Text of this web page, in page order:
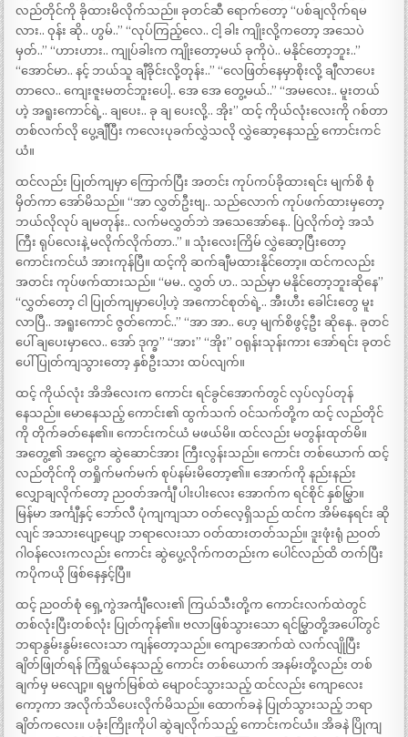
လည်တိုင်ကို ခိုထားမိလိုက်သည်။ ခုတင်ဆီ ရောက်တော့ “ပစ်ချလိုက်ရမ
လား.. ဝုန်း ဆို.. ဟွမ်..” “လုပ်ကြည့်လေ.. ငါ့ ခါး ကျိုးလို့ကတော့ အသေပဲ
မှတ်..” “ဟားဟား.. ကျုပ်ခါးက ကျိုးတော့မယ် ခုကိုပဲ.. မနိုင်တော့ဘူး..”
“အောင်မာ.. နင့် ဘယ်သူ ချီခိုင်းလို့တုန်း..” “လေဖြတ်နေမှာစိုးလို့ ချီလာပေး
တာလေ.. ကျေးဇူးမတင်ဘူးပေါ့.. အေ အေ တွေ့မယ်..” “အမလေး.. မူးတယ်
ဟဲ့ အရူးကောင်ရဲ့.. ချပေး.. ခု ချ ပေးလို့.. အိုး” ထင့် ကိုယ်လုံးလေးကို ဂစ်တာ
တစ်လက်လို ပွေ့ချီပြီး ကလေးပုခက်လွှဲသလို လွှဲဆော့နေသည့် ကောင်းကင်
ယံ။
ထင်လည်း ပြုတ်ကျမှာ ကြောက်ပြီး အတင်း ကုပ်ကပ်ခိုထားရင်း မျက်စိ စုံ
မှိတ်ကာ အော်မိသည်။ “အာ လွှတ်ဦးဗျ.. သည်လောက် ကုပ်ဖက်ထားမှတော့
ဘယ်လိုလုပ် ချမတုန်း.. လက်မလွှတ်ဘဲ အသေအော်နေ.. ပြဲလိုက်တဲ့ အသံ
ကြီး ရုပ်လေးနဲ့ မလိုက်လိုက်တာ..” ။ သုံးလေးကြိမ် လွှဲဆော့ပြီးတော့
ကောင်းကင်ယံ အားကုန်ပြီ။ ထင့်ကို ဆက်ချီမထားနိုင်တော့။ ထင်ကလည်း
အတင်း ကုပ်ဖက်ထားသည်။ “မမ.. လွှတ် ဟ.. သည်မှာ မနိုင်တော့ဘူးဆိုနေ”
“လွှတ်တော့ ငါ ပြုတ်ကျမှာပေါ့ဟဲ့ အကောင်စုတ်ရဲ့.. အီးဟီး ခေါင်းတွေ မူး
လာပြီ.. အရူးကောင် ဇွတ်ကောင်..” “အာ အာ.. ဟေ့ မျက်စိဖွင့်ဦး ဆိုနေ.. ခုတင်
ပေါ် ချပေးမှာလေ.. အော် ဒုက္ခ” “အား” “အိုး” ဝရုန်းသုန်းကား အော်ရင်း ခုတင်
ပေါ် ပြုတ်ကျသွားတော့ နှစ်ဦးသား ထပ်လျက်။
ထင့် ကိုယ်လုံး အိအိလေးက ကောင်း ရင်ခွင်အောက်တွင် လှပ်လှပ်တုန်
နေသည်။ မောနေသည့် ကောင်း၏ ထွက်သက် ဝင်သက်တို့က ထင့် လည်တိုင်
ကို တိုက်ခတ်နေ၏။ ကောင်းကင်ယံ မဖယ်မိ။ ထင်လည်း မတွန်းထုတ်မိ။
အတွေ့၏ အငွေ့က ဆွဲဆောင်အား ကြီးလွန်းသည်။ ကောင်း တစ်ယောက် ထင့်
လည်တိုင်ကို တရှိုက်မက်မက် စုပ်နမ်းမိတော့၏။ အောက်ကို နည်းနည်း
လျှောချလိုက်တော့ ညဝတ်အင်္ကျီ ပါးပါးလေး အောက်က ရင်စိုင် နှစ်မြွှာ။
မြန်မာ အင်္ကျီနှင့် ဘော်လီ ပုံကျကျသာ ဝတ်လေ့ရှိသည် ထင်က အိမ်နေရင်း ဆို
လျင် အသားပျော့ပျော့ ဘရာလေးသာ ဝတ်ထားတတ်သည်။ ဒူးဖုံးရုံ ညဝတ်
ဂါဝန်လေးကလည်း ကောင်း ဆွဲပွေ့လိုက်ကတည်းက ပေါင်လည်ထိ တက်ပြီး
ကပိုကယို ဖြစ်နေနှင့်ပြီ။
ထင့် ညဝတ်စုံ ရှေ့ကွဲအင်္ကျီလေး၏ ကြယ်သီးတို့က ကောင်းလက်ထဲတွင်
တစ်လုံးပြီးတစ်လုံး ပြုတ်ကုန်၏။ ဗလာဖြစ်သွားသော ရင်မြွှာတို့အပေါ်တွင်
ဘရာနွမ်းနွမ်းလေးသာ ကျန်တော့သည်။ ကျောအောက်ထဲ လက်လျိုပြီး
ချိတ်ဖြုတ်ရန် ကြံရွယ်နေသည့် ကောင်း တစ်ယောက် အနမ်းတို့လည်း တစ်
ချက်မှ မလျော့။ ရမ္မက်မြစ်ထဲ မျောဝင်သွားသည့် ထင်လည်း ကျောလေး
ကော့ကာ အလိုက်သိပေးလိုက်မိသည်။ ထောက်ခနဲ ပြုတ်သွားသည့် ဘရာ
ချိတ်ကလေး။ ပခုံးကြိုးကိုပါ ဆွဲချလိုက်သည့် ကောင်းကင်ယံ။ အိခနဲ ပြိုကျ